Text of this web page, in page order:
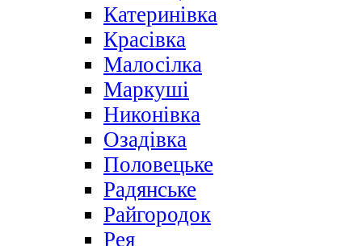
Катеринівка
Красівка
Малосілка
Маркуші
Никонівка
Озадівка
Половецьке
Радянське
Райгородок
Рея